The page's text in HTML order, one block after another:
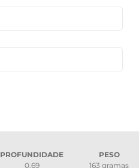
PROFUNDIDADE
0,69
PESO
163 gramas